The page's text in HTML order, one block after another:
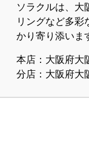
ソラクルは、大
リングなど多彩
かり寄り添いま
本店：大阪府大
分店：大阪府大